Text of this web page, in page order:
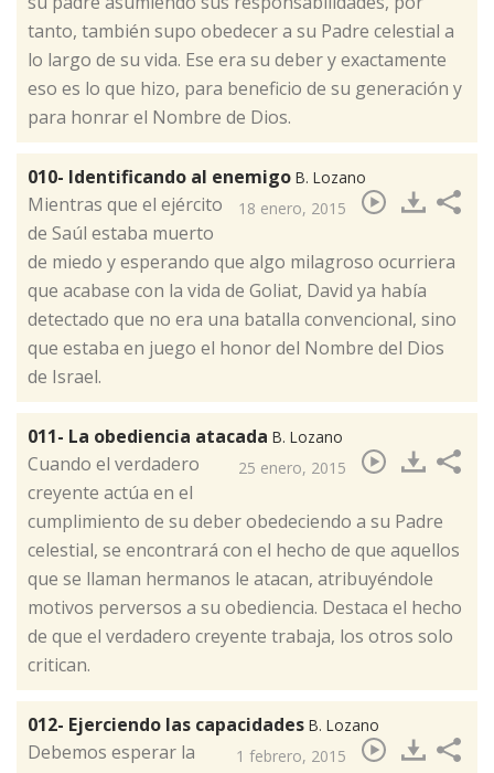
tanto, también supo obedecer a su Padre celestial a
lo largo de su vida. Ese era su deber y exactamente
eso es lo que hizo, para beneficio de su generación y
para honrar el Nombre de Dios.
010- Identificando al enemigo B. Lozano
18 enero, 2015
​Mientras que el ejército
de Saúl estaba muerto
de miedo y esperando que algo milagroso ocurriera
que acabase con la vida de Goliat, David ya había
detectado que no era una batalla convencional, sino
que estaba en juego el honor del Nombre del Dios
de Israel.
011- La obediencia atacada B. Lozano
25 enero, 2015
​Cuando el verdadero
creyente actúa en el
cumplimiento de su deber obedeciendo a su Padre
celestial, se encontrará con el hecho de que aquellos
que se llaman hermanos le atacan, atribuyéndole
motivos perversos a su obediencia. Destaca el hecho
de que el verdadero creyente trabaja, los otros solo
critican.
012- Ejerciendo las capacidades B. Lozano
1 febrero, 2015
Debemos esperar la